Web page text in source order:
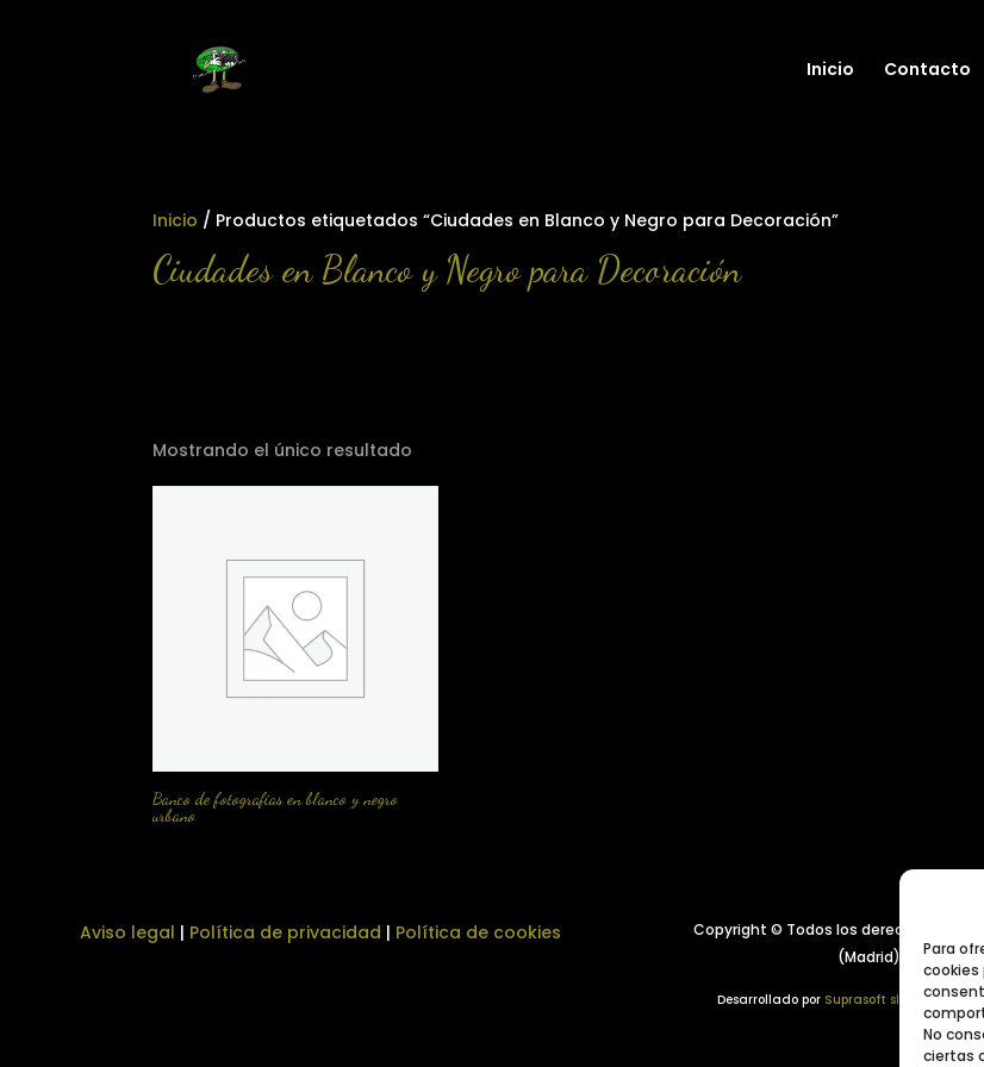
Para
cookies
No
ciertas
Inicio Contacto
Inicio / Productos etiquetados “Ciudades en Blanco y Negro para Decoración”
Ciudades en Blanco y Negro para Decoración
Mostrando el único resultado
Banco de fotografias en blanco y negro
urbano
Aviso legal | Política de privacidad | Política de cookies Copyright © Todos los derechos
(Madrid), España
Desarrollado por Suprasoft sl